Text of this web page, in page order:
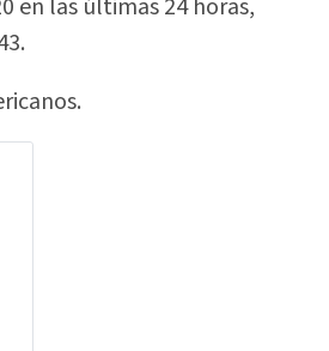
en las últimas 24 horas,